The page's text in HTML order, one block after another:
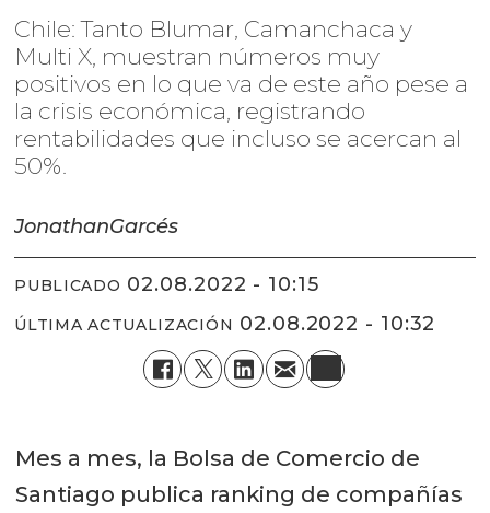
Chile: Tanto Blumar, Camanchaca y
Multi X, muestran números muy
positivos en lo que va de este año pese a
la crisis económica, registrando
rentabilidades que incluso se acercan al
50%.
JonathanGarcés
PUBLICADO 02.08.2022 - 10:15
ÚLTIMA ACTUALIZACIÓN 02.08.2022 - 10:32
Mes a mes, la Bolsa de Comercio de
Santiago publica ranking de compañías